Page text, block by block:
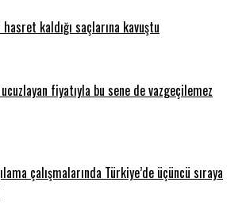
hasret kaldığı saçlarına kavuştu
fiyatıyla bu sene de vazgeçilemez
çalışmalarında Türkiye’de üçüncü sıraya